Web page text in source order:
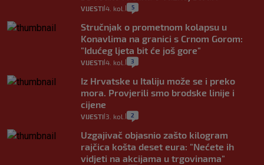
VIJESTI 4. kol. 5
Stručnjak o prometnom kolapsu u
Konavlima na granici s Crnom Gorom:
"Idućeg ljeta bit će još gore"
VIJESTI 4. kol. 3
Iz Hrvatske u Italiju može se i preko
mora. Provjerili smo brodske linije i
cijene
VIJESTI 3. kol. 2
Uzgajivač objasnio zašto kilogram
rajčica košta deset eura: "Nećete ih
vidjeti na akcijama u trgovinama"